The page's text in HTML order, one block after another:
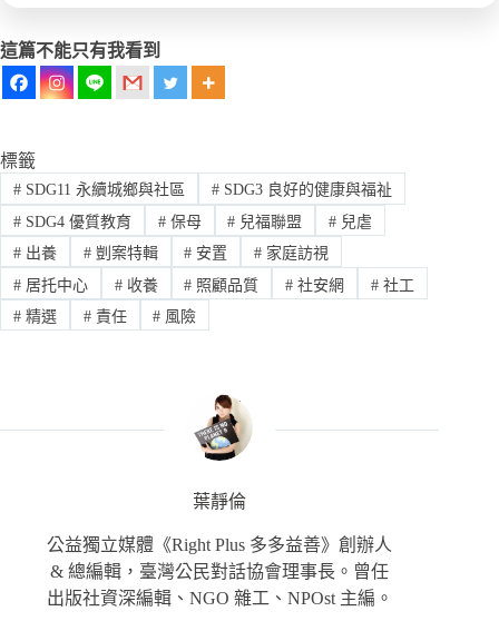
這篇不能只有我看到
標籤
#SDG11 永續城鄉與社區 #SDG3 良好的健康與福祉
#SDG4 優質教育 #保母 # 兒福聯盟 # 兒虐
#出養 #剴案特輯 # 安置 # 家庭訪視
#居托中心 #收養 # 照顧品質 # 社安網 # 社工
#精選 #責任 # 風險
葉靜倫
公益獨立媒體《Right Plus 多多益善》創辦人
& 總編輯，臺灣公民對話協會理事長。曾任
出版社資深編輯、NGO 雜工、NPOst 主編。